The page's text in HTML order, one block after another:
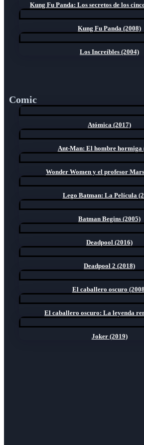
Kung Fu Panda: Los secretos de los
Kung Fu Panda (2008)
Los Increíbles (2004)
Comic
Atómica (2017)
Ant-Man: El hombre hormiga
Wonder Women y el profesor
Lego Batman: La Película
Batman Begins (2005)
Deadpool (2016)
Deadpool 2 (2018)
El caballero oscuro
El caballero oscuro: La leyenda
Joker (2019)